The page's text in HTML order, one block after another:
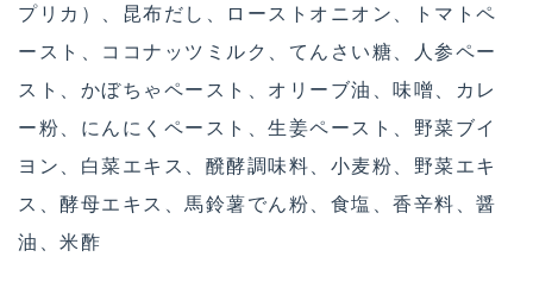
プリカ）、昆布だし、ローストオニオン、トマトペ
ースト、ココナッツミルク、てんさい糖、人参ペー
スト、かぼちゃペースト、オリーブ油、味噌、カレ
ー粉、にんにくペースト、生姜ペースト、野菜ブイ
ヨン、白菜エキス、醗酵調味料、小麦粉、野菜エキ
ス、酵母エキス、馬鈴薯でん粉、食塩、香辛料、醤
油、米酢